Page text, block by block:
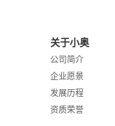
关于小奥
公司简介
企业愿景
发展历程
资质荣誉